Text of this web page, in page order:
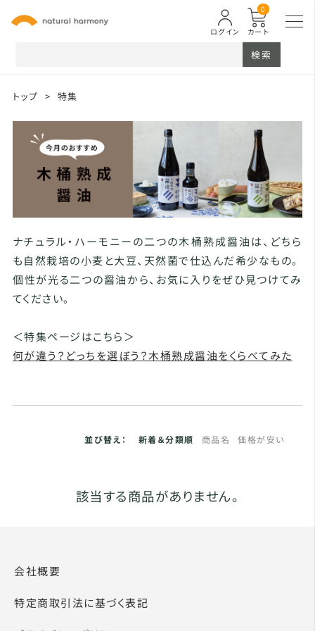
カート
0
ログイン
検索
トップ > 特集
ナチュラル・ハーモニーの二つの木桶熟成醤油は、どちら
も自然栽培の小麦と大豆、天然菌で仕込んだ希少なもの。
個性が光る二つの醤油から、お気に入りをぜひ見つけてみ
てください。
＜特集ページはこちら＞
何が違う？どっちを選ぼう？木桶熟成醤油をくらべてみた
並び替え： 新着＆分類順 商品名 価格が安い
該当する商品がありません。
会社概要
特定商取引法に基づく表記